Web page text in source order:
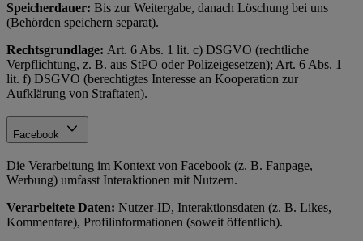
Speicherdauer: Bis zur Weitergabe, danach Löschung bei uns
(Behörden speichern separat).
Rechtsgrundlage: Art. 6 Abs. 1 lit. c) DSGVO (rechtliche
Verpflichtung, z. B. aus StPO oder Polizeigesetzen); Art. 6 Abs. 1
lit. f) DSGVO (berechtigtes Interesse an Kooperation zur
Aufklärung von Straftaten).
Facebook
Die Verarbeitung im Kontext von Facebook (z. B. Fanpage,
Werbung) umfasst Interaktionen mit Nutzern.
Verarbeitete Daten: Nutzer-ID, Interaktionsdaten (z. B. Likes,
Kommentare), Profilinformationen (soweit öffentlich).